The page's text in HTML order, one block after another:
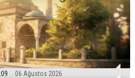
06 Ağustos 2026